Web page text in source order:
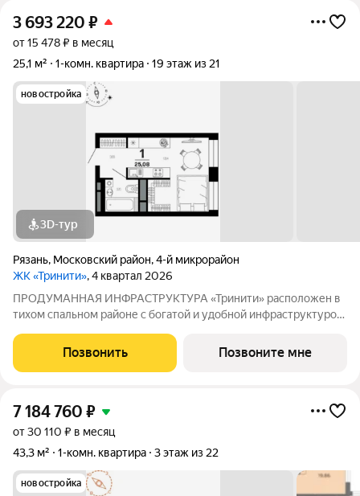
3 693 220 ₽
от 15 478 ₽ в месяц
25,1 м²
1-комн. квартира 19 этаж из 21
новостройка
3D-тур
Рязань, Московский район,4-й микрорайон
ЖК «Тринити», 4 квартал 2026
ПРОДУМАННАЯ ИНФРАСТРУКТУРА «Тринити» расположен в
тихом спальном районе с богатой и удобной инфраструктурой
автобусные остановки, детские сады и школы. В пределах 10-
минутной поездки располагаются
Позвонить Позвоните мне
7 184 760 ₽
от 30 110 ₽ в месяц
43,3 м²
1-комн. квартира 3 этаж из 22
новостройка